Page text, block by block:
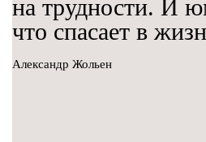
на трудности. И
что спасает в
Александр Жольен